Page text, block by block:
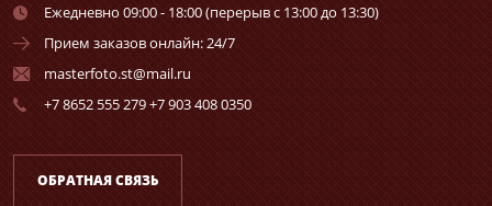
Ежедневно 09:00 - 18:00 (перерыв с 13:00 до 13:30)
Прием заказов онлайн: 24/7
masterfoto.st@mail.ru
+7 8652 555 279 +7 903 408 0350
ОБРАТНАЯ СВЯЗЬ